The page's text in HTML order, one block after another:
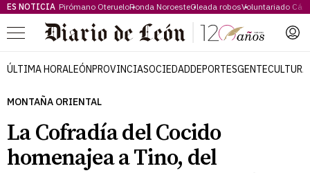
ES NOTICIA Pirómano OterueloRonda NoroesteOleada robosVoluntariado
Menú
ÚLTIMA HORALEÓNPROVINCIASOCIEDADDEPORTESGENTECULTURA
MONTAÑA ORIENTAL
La Cofradía del Cocido
homenajea a Tino, del